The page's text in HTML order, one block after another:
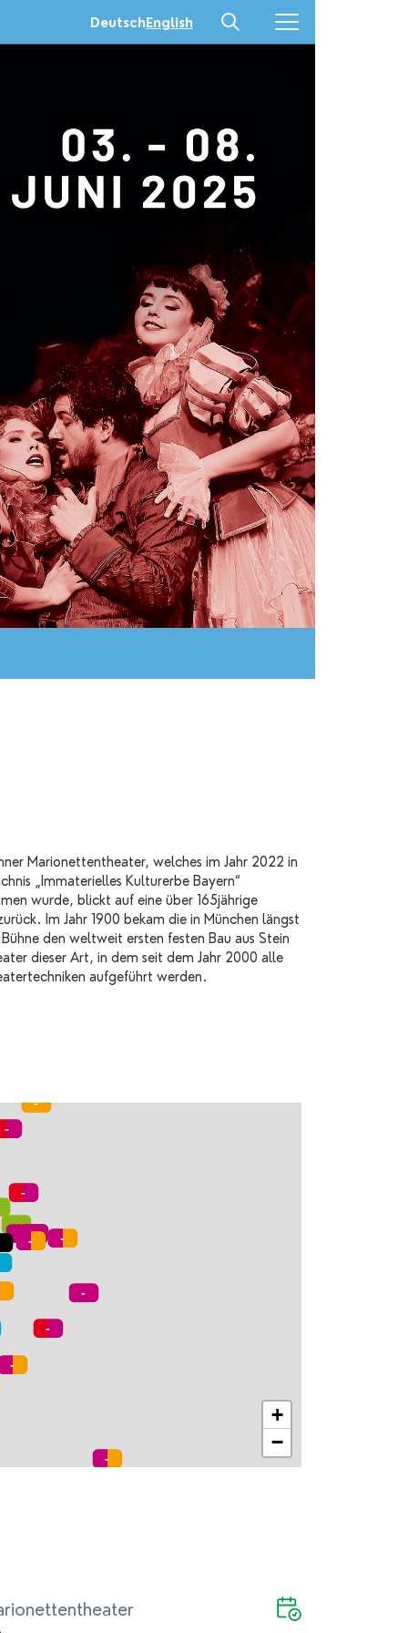
DeutschEnglish
Marionettentheater, welches im Jahr 2022 in
„Immaterielles Kulturerbe Bayern“
wurde, blickt auf eine über 165jährige
Im Jahr 1900 bekam die in München längst
den weltweit ersten festen Bau aus Stein
dieser Art, in dem seit dem Jahr 2000 alle
aufgeführt werden.
+
−